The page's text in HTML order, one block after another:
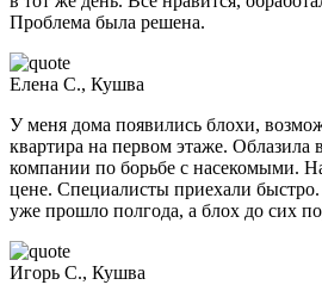
Проблема была решена.
Елена С., Кушва
У меня дома появились блохи,
квартира на первом этаже. Облазила
компании по борьбе с насекомыми.
цене. Специалисты приехали
уже прошло полгода, а блох до сих
Игорь С., Кушва